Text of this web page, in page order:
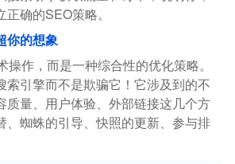
确的SEO策略。
你的想象
操作，而是一种综合性的优化策略。
索引擎而不是欺骗它！它涉及到的不
质量、用户体验、外部链接这几个方
、蜘蛛的引导、快照的更新、参与排